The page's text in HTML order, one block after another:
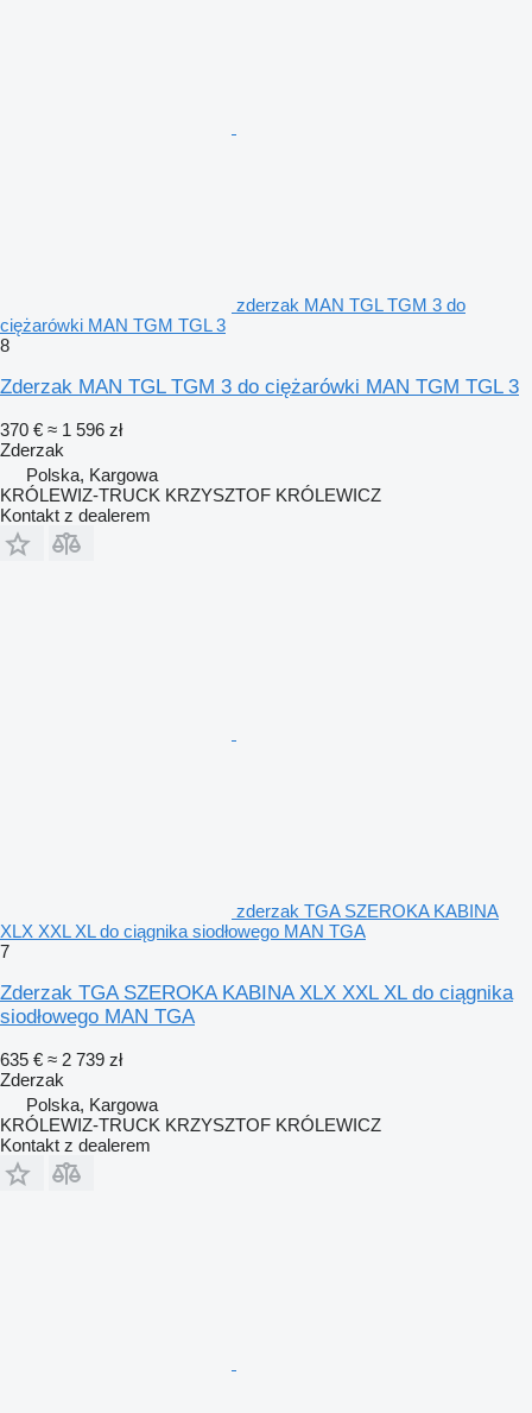
zderzak MAN TGL TGM 3 do
ciężarówki MAN TGM TGL 3
8
Zderzak MAN TGL TGM 3 do ciężarówki MAN TGM TGL 3
370 € ≈ 1 596 zł
Zderzak
Polska, Kargowa
KRÓLEWIZ-TRUCK KRZYSZTOF KRÓLEWICZ
Kontakt z dealerem
zderzak TGA SZEROKA KABINA
XLX XXL XL do ciągnika siodłowego MAN TGA
7
Zderzak TGA SZEROKA KABINA XLX XXL XL do ciągnika
siodłowego MAN TGA
635 € ≈ 2 739 zł
Zderzak
Polska, Kargowa
KRÓLEWIZ-TRUCK KRZYSZTOF KRÓLEWICZ
Kontakt z dealerem